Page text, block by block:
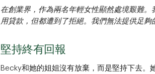
在創業界，作為兩名年輕女性顯然處境艱難
用貸款，但都遭到了拒絕。我們無法提供足夠
堅持終有回報
Becky和她的姐姐沒有放棄，而是堅持下去。